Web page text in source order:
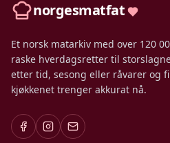
norgesmatfat
Et norsk matarkiv med over 120
raske hverdagsretter til
etter tid, sesong eller råvarer og
kjøkkenet trenger akkurat nå.